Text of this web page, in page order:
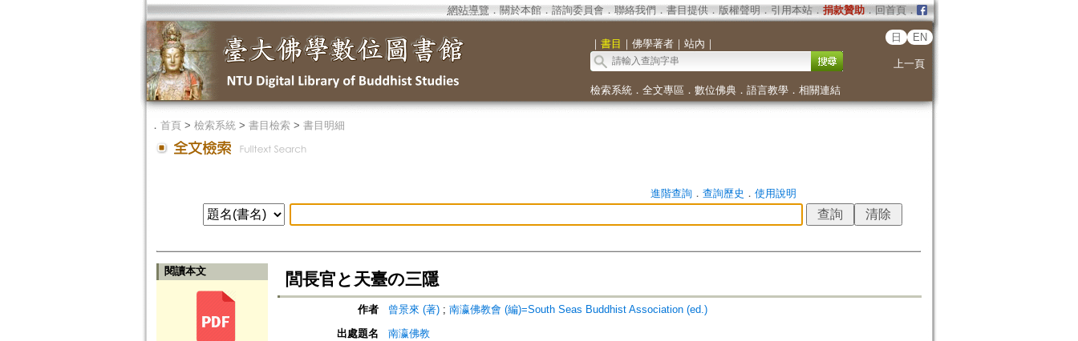
網站導覽 ． 關於本館． 諮詢委員會． 聯絡我們 ． 書目提供． 版權聲明 ． 引用本站． 捐款贊助．回首頁．
｜ 書目 ｜ 佛學著者｜ 站內 ｜
日 EN
上一頁
檢索系統． 全文專區 ． 數位佛典． 語言教學． 相關連結
． 首頁> 檢索系統> 書目檢索> 書目明細
進階查詢． 查詢歷史 ． 使用說明
閱讀本文 閭長官と天臺の三隱
作者 曾景來 (著); 南瀛佛教會 (編)=South Seas Buddhist Association (ed.)
出處題名
南瀛佛教